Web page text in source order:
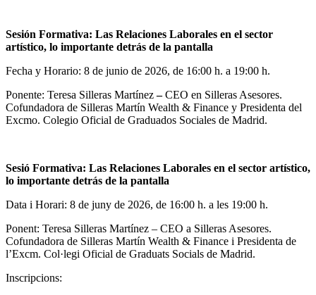
Sesión Formativa: Las Relaciones Laborales en el sector
artístico, lo importante detrás de la pantalla
Fecha y Horario: 8 de junio de 2026, de 16:00 h. a 19:00 h.
Ponente: Teresa Silleras Martínez–CEO en Silleras Asesores.
Cofundadora de Silleras Martín Wealth & Finance y Presidenta del
Excmo. Colegio Oficial de Graduados Sociales de Madrid.
Sesió Formativa: Las Relaciones Laborales en el sector artístico,
lo importante detrás de la pantalla
Data i Horari: 8 de juny de 2026, de 16:00 h. a les 19:00 h.
Ponent: Teresa Silleras Martínez – CEO a Silleras Asesores.
Cofundadora de Silleras Martín Wealth & Finance i Presidenta de
l’Excm. Col·legi Oficial de Graduats Socials de Madrid.
Inscripcions: